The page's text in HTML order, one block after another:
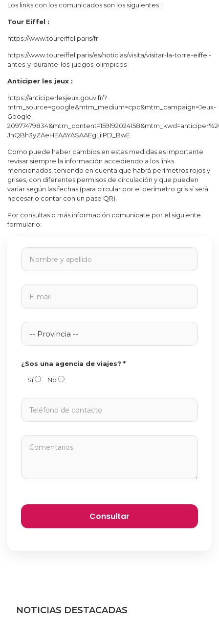
Los links con los comunicados son los siguientes :
Tour Eiffel :
https://www.toureiffel.paris/fr
https://www.toureiffel.paris/es/noticias/visita/visitar-la-torre-eiffel-
antes-y-durante-los-juegos-olimpicos
Anticiper les jeux :
https://anticiperlesjeux.gouv.fr/?
mtm_source=google&mtm_medium=cpc&mtm_campaign=Jeux-
Google-
JhQBh3yZAeHEAAYASAAEgLiIPD_BwE
Como puede haber cambios en estas medidas es importante
revisar siempre la información accediendo a los links
mencionados, teniendo en cuenta que habrá perímetros rojos y
grises, con diferentes permisos de circulación y que pueden
variar según las fechas (para circular por el perímetro gris sí será
necesario contar con un pase QR).
Por consultas o más información comunicate por el siguiente
formulario:
¿Sos una agencia de viajes? *
Sí No
NOTICIAS DESTACADAS